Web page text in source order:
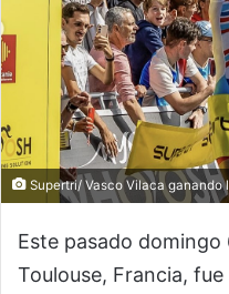
Supertri/ Vasco Vilaca ganando
Este pasado
Toulouse, Francia,